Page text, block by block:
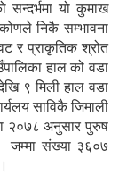
यो कुमाख
निकै सम्भावना
र प्राकृतिक श्रोत
हाल को वडा
९ मिली हाल वडा
साविकै जिमाली
२०७८ अनुसार पुरुष
जम्मा संख्या ३६०७